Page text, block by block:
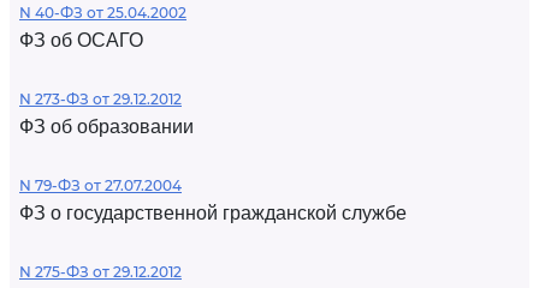
N 40-ФЗ от 25.04.2002
ФЗ об ОСАГО
N 273-ФЗ от 29.12.2012
ФЗ об образовании
N 79-ФЗ от 27.07.2004
ФЗ о государственной гражданской службе
N 275-ФЗ от 29.12.2012